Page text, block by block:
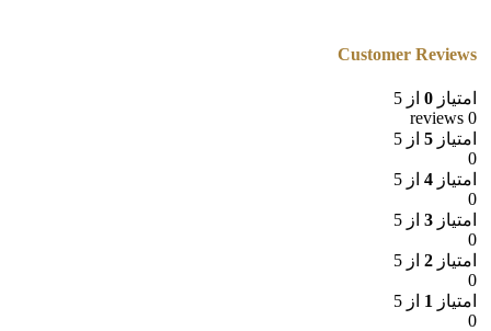
Customer Reviews
امتیاز 0 از 5
0 reviews
امتیاز 5 از 5
0
امتیاز 4 از 5
0
امتیاز 3 از 5
0
امتیاز 2 از 5
0
امتیاز 1 از 5
0